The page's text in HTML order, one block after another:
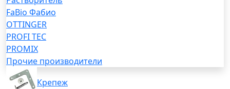
FaBio Фабио
OTTINGER
PROFI TEC
PROMIX
Прочие производители
Крепеж